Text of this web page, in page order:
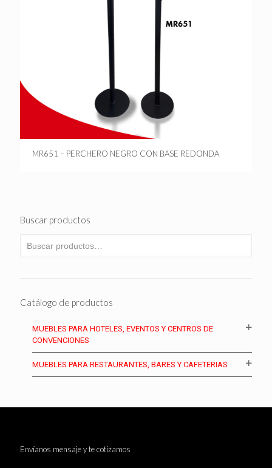
MR651 – PERCHERO NEGRO CON BASE REDONDA
Buscar productos
Catálogo de productos
MUEBLES PARA HOTELES, EVENTOS Y CENTROS DE
CONVENCIONES
MUEBLES PARA RESTAURANTES, BARES Y CAFETERIAS
Envíanos mensaje y te cotizamos